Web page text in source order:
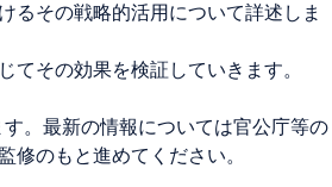
るその戦略的活用について詳述しま
その効果を検証していきます。
。最新の情報については官公庁等の
修のもと進めてください。